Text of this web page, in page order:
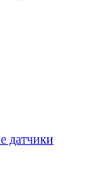
датчики